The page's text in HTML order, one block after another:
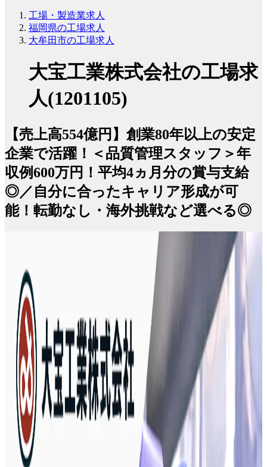
工場・製造業求人
福岡県の工場求人
大牟田市の工場求人
大宝工業株式会社の工場求
人(1201105)
【売上高554億円】創業80年以上の安定
企業で活躍！＜品質管理スタッフ＞年
収例600万円！平均4ヵ月分の賞与支給
◎／自分に合ったキャリア形成が可
能！転勤なし・海外挑戦など選べる◎